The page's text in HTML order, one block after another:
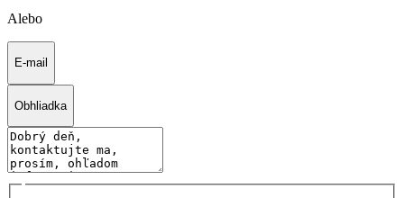
Alebo
E-mail
Obhliadka